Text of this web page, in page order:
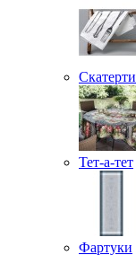
Скатерти
Тет-а-тет
Фартуки